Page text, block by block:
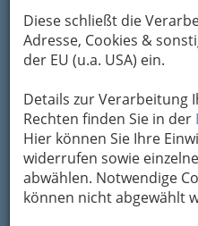
Diese schließt die
Adresse, Cookies &
der EU (u.a. USA) ein.
Details zur Verarbeitung
Rechten finden Sie in der
Hier können Sie Ihre
widerrufen sowie
abwählen. Notwendige
können nicht abgewählt
Karte anzeigen
Kontaktaufnahme
Um die Info-Graz
bewahren, verwenden
Übermittlung Ihrer
Formular. Ihre
Absenden
Unternehmen Anja